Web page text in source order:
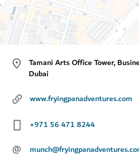
Tamani Arts Office Tower,
Dubai
www.fryingpanadventures.com
+971 56 471 8244
@